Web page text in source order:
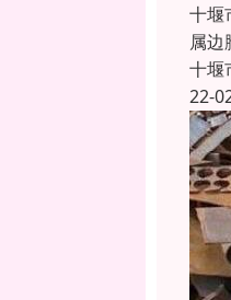
十堰
属
十堰
22-